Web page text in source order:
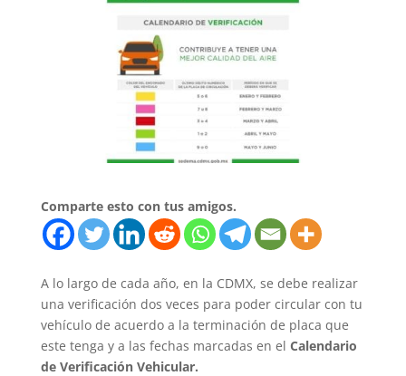
Comparte esto con tus amigos.
A lo largo de cada año, en la CDMX, se debe realizar
una verificación dos veces para poder circular con tu
vehículo de acuerdo a la terminación de placa que
este tenga y a las fechas marcadas en el Calendario
de Verificación Vehicular.